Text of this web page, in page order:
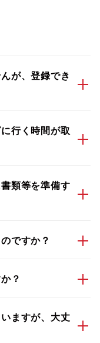
が、登録でき
行く時間が取
類等を準備す
ですか？
？
ますが、大丈